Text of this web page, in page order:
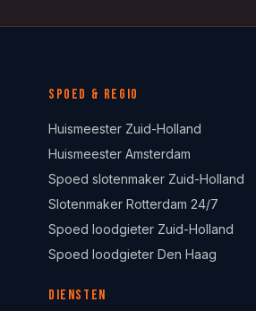
Spoed & regio
Huismeester Zuid-Holland
Huismeester Amsterdam
Spoed slotenmaker Zuid-Holland
Slotenmaker Rotterdam 24/7
Spoed loodgieter Zuid-Holland
Spoed loodgieter Den Haag
Diensten